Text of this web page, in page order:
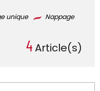
unique
Nappage
4Article(s)